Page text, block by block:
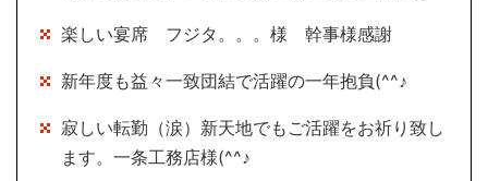
楽しい宴席 フジタ。。。様 幹事様感謝
新年度も益々一致団結で活躍の一年抱負(^^♪
寂しい転勤（涙）新天地でもご活躍をお祈り致し
ます。一条工務店様(^^♪